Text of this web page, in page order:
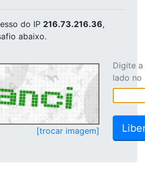
do IP 216.73.216.36,
abaixo.
[trocar imagem]
Digite
lado no